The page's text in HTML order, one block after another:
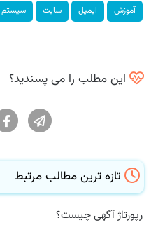
آموزش ایمیل سایت سیستم
این مطلب را می پسندید؟
تازه ترین مطالب مرتبط
رپورتاژ آگهی چیست؟